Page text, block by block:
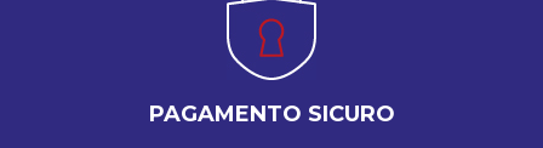
PAGAMENTO SICURO